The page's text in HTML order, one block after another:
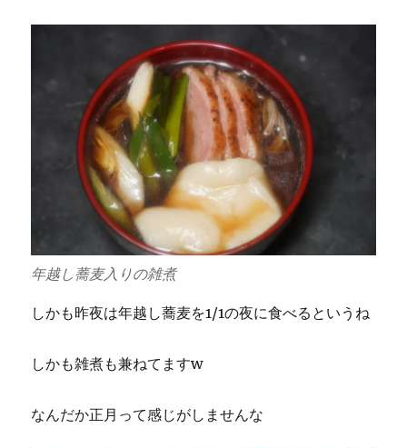
年越し蕎麦入りの雑煮
しかも昨夜は年越し蕎麦を1/1の夜に食べるというね
しかも雑煮も兼ねてますw
なんだか正月って感じがしませんな